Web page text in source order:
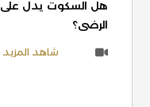
هل السكوت يدل على
الرضى؟
شاهد المزيد